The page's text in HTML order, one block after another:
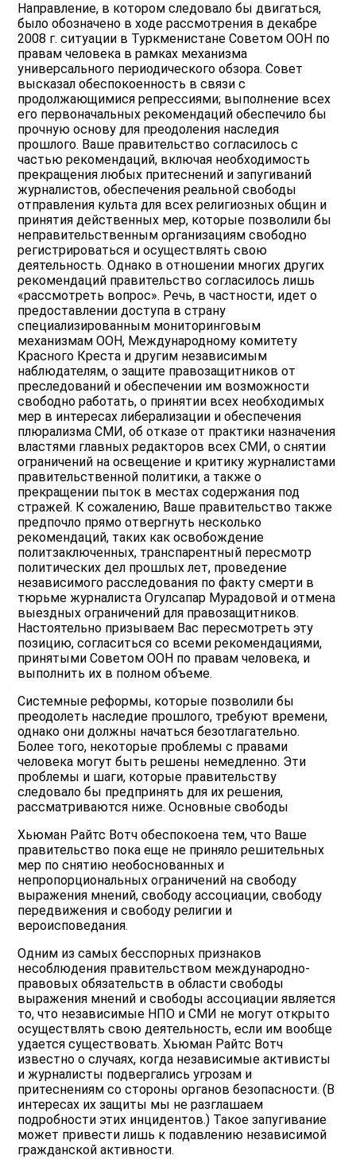
Направление, в котором следовало бы двигаться,
было обозначено в ходе рассмотрения в декабре
2008 г. ситуации в Туркменистане Советом ООН по
правам человека в рамках механизма
универсального периодического обзора. Совет
высказал обеспокоенность в связи с
продолжающимися репрессиями; выполнение всех
его первоначальных рекомендаций обеспечило бы
прочную основу для преодоления наследия
прошлого. Ваше правительство согласилось с
частью рекомендаций, включая необходимость
прекращения любых притеснений и запугиваний
журналистов, обеспечения реальной свободы
отправления культа для всех религиозных общин и
принятия действенных мер, которые позволили бы
неправительственным организациям свободно
регистрироваться и осуществлять свою
деятельность. Однако в отношении многих других
рекомендаций правительство согласилось лишь
«рассмотреть вопрос». Речь, в частности, идет о
предоставлении доступа в страну
специализированным мониторинговым
механизмам ООН, Международному комитету
Красного Креста и другим независимым
наблюдателям, о защите правозащитников от
преследований и обеспечении им возможности
свободно работать, о принятии всех необходимых
мер в интересах либерализации и обеспечения
плюрализма СМИ, об отказе от практики назначения
властями главных редакторов всех СМИ, о снятии
ограничений на освещение и критику журналистами
правительственной политики, а также о
прекращении пыток в местах содержания под
стражей. К сожалению, Ваше правительство также
предпочло прямо отвергнуть несколько
рекомендаций, таких как освобождение
политзаключенных, транспарентный пересмотр
политических дел прошлых лет, проведение
независимого расследования по факту смерти в
тюрьме журналиста Огулсапар Мурадовой и отмена
выездных ограничений для правозащитников.
Настоятельно призываем Вас пересмотреть эту
позицию, согласиться со всеми рекомендациями,
принятыми Советом ООН по правам человека, и
выполнить их в полном объеме.
Системные реформы, которые позволили бы
преодолеть наследие прошлого, требуют времени,
однако они должны начаться безотлагательно.
Более того, некоторые проблемы с правами
человека могут быть решены немедленно. Эти
проблемы и шаги, которые правительству
следовало бы предпринять для их решения,
рассматриваются ниже. Основные свободы
Хьюман Райтс Вотч обеспокоена тем, что Ваше
правительство пока еще не приняло решительных
мер по снятию необоснованных и
непропорциональных ограничений на свободу
выражения мнений, свободу ассоциации, свободу
передвижения и свободу религии и
вероисповедания.
Одним из самых бесспорных признаков
несоблюдения правительством международно-
правовых обязательств в области свободы
выражения мнений и свободы ассоциации является
то, что независимые НПО и СМИ не могут открыто
осуществлять свою деятельность, если им вообще
удается существовать. Хьюман Райтс Вотч
известно о случаях, когда независимые активисты
и журналисты подвергались угрозам и
притеснениям со стороны органов безопасности. (В
интересах их защиты мы не разглашаем
подробности этих инцидентов.) Такое запугивание
может привести лишь к подавлению независимой
гражданской активности.